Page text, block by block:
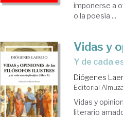
imponerse a
o la poesía ...
Vidas y
y de cada
Diógenes
Editorial
Vidas y
literario